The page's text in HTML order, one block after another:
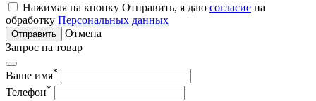
Нажимая на кнопку Отправить, я даю согласие на
обработку Персональных данных
Отправить
Отмена
Запрос на товар
Ваше имя*
Телефон*